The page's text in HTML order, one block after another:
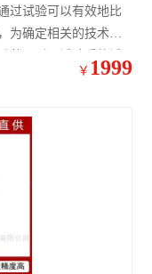
过试验可以有效地比
为确定相关的技术指
落、耐压试验后的试
￥ 1999